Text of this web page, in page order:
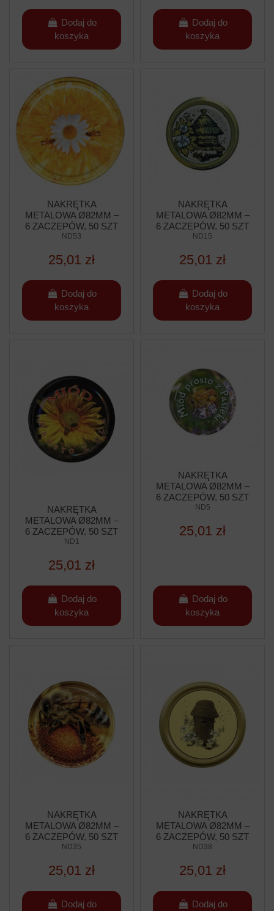
Dodaj do
koszyka
Dodaj do
koszyka
NAKRĘTKA
METALOWA Ø82MM –
6 ZACZEPÓW, 50 SZT
ND53
25,01 zł
Dodaj do
koszyka
NAKRĘTKA
METALOWA Ø82MM –
6 ZACZEPÓW, 50 SZT
ND15
25,01 zł
Dodaj do
koszyka
NAKRĘTKA
METALOWA Ø82MM –
6 ZACZEPÓW, 50 SZT
ND1
25,01 zł
Dodaj do
koszyka
NAKRĘTKA
METALOWA Ø82MM –
6 ZACZEPÓW, 50 SZT
ND5
25,01 zł
Dodaj do
koszyka
NAKRĘTKA
METALOWA Ø82MM –
6 ZACZEPÓW, 50 SZT
ND35
25,01 zł
Dodaj do
NAKRĘTKA
METALOWA Ø82MM –
6 ZACZEPÓW, 50 SZT
ND38
25,01 zł
Dodaj do